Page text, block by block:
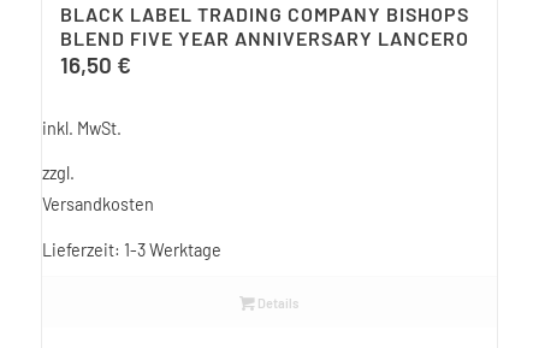
BLACK LABEL TRADING COMPANY BISHOPS
BLEND FIVE YEAR ANNIVERSARY LANCERO
16,50 €
inkl. MwSt.
zzgl.
Versandkosten
Lieferzeit: 1-3 Werktage
Details